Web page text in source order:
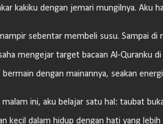
kakiku dengan jemari mungilnya. Aku
sebentar membeli susu. Sampai
mengejar target bacaan Al-Quranku
dengan mainannya, seakan
ini, aku belajar satu hal: taubat
kecil dalam hidup dengan hati yang